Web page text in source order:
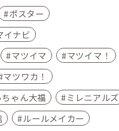
ポスター
イナビ
マツイマ
マツイマ！
マツワカ！
ゃん大福
ミレニアルズ
ルールメイカー